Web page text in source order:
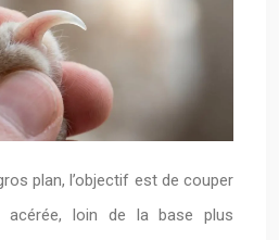
plan, l’objectif est de couper
acérée, loin de la base plus